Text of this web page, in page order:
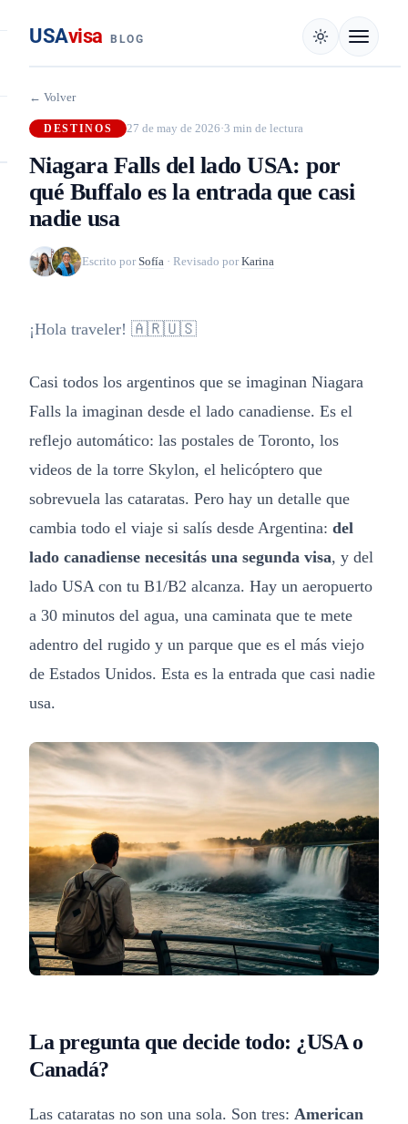
USAvisa BLOG
← Volver
DESTINOS 27 de may de 2026·3 min de lectura
Niagara Falls del lado USA: por
qué Buffalo es la entrada que casi
nadie usa
Escrito por Sofía · Revisado por Karina
¡Hola traveler! 🇦🇷🇺🇸
Casi todos los argentinos que se imaginan Niagara
Falls la imaginan desde el lado canadiense. Es el
reflejo automático: las postales de Toronto, los
videos de la torre Skylon, el helicóptero que
sobrevuela las cataratas. Pero hay un detalle que
cambia todo el viaje si salís desde Argentina: del
lado canadiense necesitás una segunda visa, y del
lado USA con tu B1/B2 alcanza. Hay un aeropuerto
a 30 minutos del agua, una caminata que te mete
adentro del rugido y un parque que es el más viejo
de Estados Unidos. Esta es la entrada que casi nadie
usa.
La pregunta que decide todo: ¿USA o
Canadá?
Las cataratas no son una sola. Son tres: American